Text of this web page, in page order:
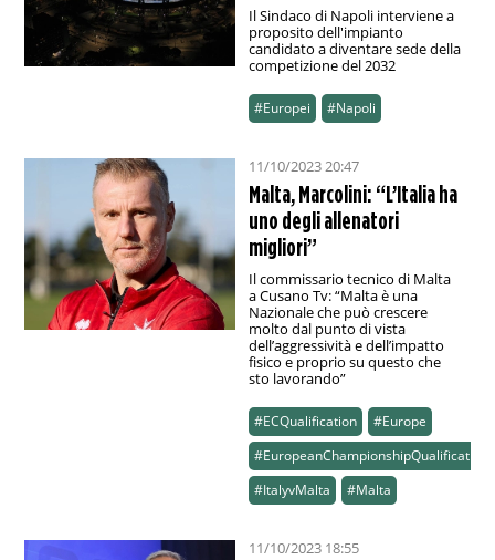
Il Sindaco di Napoli interviene a
proposito dell'impianto
candidato a diventare sede della
competizione del 2032
#Europei #Napoli
11/10/2023 20:47
Malta, Marcolini: “L’Italia ha
uno degli allenatori
migliori”
Il commissario tecnico di Malta
a Cusano Tv: “Malta è una
Nazionale che può crescere
molto dal punto di vista
dell’aggressività e dell’impatto
fisico e proprio su questo che
sto lavorando”
#ECQualification
#Europe
#EuropeanChampionshipQualification
#ItalyvMalta
#Malta
11/10/2023 18:55